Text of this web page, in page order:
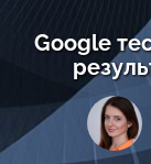
Google